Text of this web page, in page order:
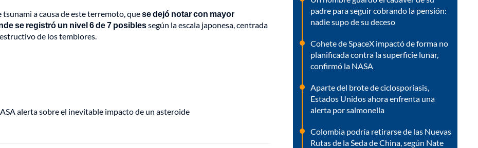
a causa de este terremoto, quese dejó notar con mayor
se registró un nivel 6 de 7 posiblessegún la escala japonesa, centrada
de los temblores.
alerta sobre el inevitable impacto de un asteroide
padre para seguir cobrando la pensión:
nadie supo de su deceso
Cohete de SpaceX impactó de forma no
planificada contra la superficie lunar,
confirmó la NASA
Aparte del brote de ciclosporiasis,
Estados Unidos ahora enfrenta una
alerta por salmonella
Colombia podría retirarse de las Nuevas
Rutas de la Seda de China, según Nate